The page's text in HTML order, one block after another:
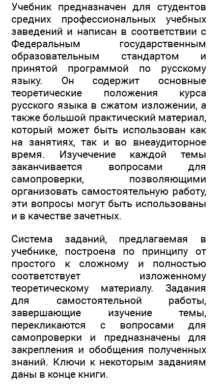
Учебник предназначен для студентов
средних профессиональных учебных
заведений и написан в соответствии с
Федеральным государственным
образовательным стандартом и
принятой программой по русскому
языку. Он содержит основные
теоретические положения курса
русского языка в сжатом изложении, а
также большой практический материал,
который может быть использован как
на занятиях, так и во внеаудиторное
время. Изучечение каждой темы
заканчивается вопросами для
самопроверки, позволяющими
организовать самостоятельную работу,
эти вопросы могут быть использованы
и в качестве зачетных.
Система заданий, предлагаемая в
учебнике, построена по принципу от
простого к сложному и полностью
соответствует изложенному
теоретическому материалу. Задания
для самостоятельной работы,
завершающие изучение темы,
перекликаются с вопросами для
самопроверки и предназначены для
закрепления и обобщения полученных
знаний. Ключи к некоторым заданиям
даны в конце книги.